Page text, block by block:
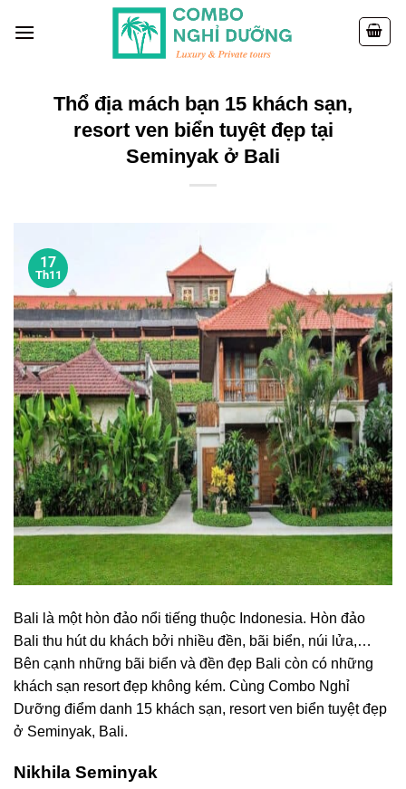
Thổ địa mách bạn 15 khách sạn,
resort ven biển tuyệt đẹp tại
Seminyak ở Bali
17
Th11
Bali là một hòn đảo nổi tiếng thuộc Indonesia. Hòn đảo
Bali thu hút du khách bởi nhiều đền, bãi biển, núi lửa,…
Bên cạnh những bãi biển và đền đẹp Bali còn có những
khách sạn resort đẹp không kém. Cùng Combo Nghỉ
Dưỡng điểm danh 15 khách sạn, resort ven biển tuyệt đẹp
ở Seminyak, Bali.
Nikhila Seminyak